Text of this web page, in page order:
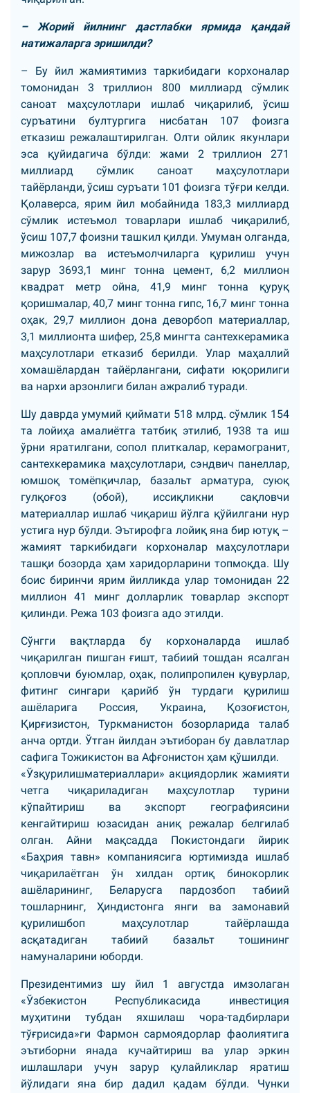
– Жорий йилнинг дастлабки ярмида қандай
натижаларга эришилди?
– Бу йил жамиятимиз таркибидаги корхоналар
томонидан 3 триллион 800 миллиард сўмлик
саноат маҳсулотлари ишлаб чиқарилиб, ўсиш
суръатини бултургига нисбатан 107 фоизга
етказиш режалаштирилган. Олти ойлик якунлари
эса қуйидагича бўлди: жами 2 триллион 271
миллиард сўмлик саноат маҳсулотлари
тайёрланди, ўсиш суръати 101 фоизга тўғри келди.
Қолаверса, ярим йил мобайнида 183,3 миллиард
сўмлик истеъмол товарлари ишлаб чиқарилиб,
ўсиш 107,7 фоизни ташкил қилди. Умуман олганда,
мижозлар ва истеъмолчиларга қурилиш учун
зарур 3693,1 минг тонна цемент, 6,2 миллион
квадрат метр ойна, 41,9 минг тонна қуруқ
қоришмалар, 40,7 минг тонна гипс, 16,7 минг тонна
оҳак, 29,7 миллион дона деворбоп материаллар,
3,1 миллионта шифер, 25,8 мингта сантехкерамика
маҳсулотлари етказиб берилди. Улар маҳаллий
хомашёлардан тайёрлангани, сифати юқорилиги
ва нархи арзонлиги билан ажралиб туради.
Шу даврда умумий қиймати 518 млрд. сўмлик 154
та лойиҳа амалиётга татбиқ этилиб, 1938 та иш
ўрни яратилгани, сопол плиткалар, керамогранит,
сантехкерамика маҳсулотлари, сэндвич панеллар,
юмшоқ томёпқичлар, базальт арматура, суюқ
гулқоғоз (обой), иссиқликни сақловчи
материаллар ишлаб чиқариш йўлга қўйилгани нур
устига нур бўлди. Эътирофга лойиқ яна бир ютуқ –
жамият таркибидаги корхоналар маҳсулотлари
ташқи бозорда ҳам харидорларини топмоқда. Шу
боис биринчи ярим йилликда улар томонидан 22
миллион 41 минг долларлик товарлар экспорт
қилинди. Режа 103 фоизга адо этилди.
Сўнгги вақтларда бу корхоналарда ишлаб
чиқарилган пишган ғишт, табиий тошдан ясалган
қопловчи буюмлар, оҳак, полипропилен қувурлар,
фитинг сингари қарийб ўн турдаги қурилиш
ашёларига Россия, Украина, Қозоғистон,
Қирғизистон, Туркманистон бозорларида талаб
анча ортди. Ўтган йилдан эътиборан бу давлатлар
сафига Тожикистон ва Афғонистон ҳам қўшилди.
«Ўзқурилишматериаллари» акциядорлик жамияти
четга чиқариладиган маҳсулотлар турини
кўпайтириш ва экспорт географиясини
кенгайтириш юзасидан аниқ режалар белгилаб
олган. Айни мақсадда Покистондаги йирик
«Баҳрия тавн» компаниясига юртимизда ишлаб
чиқарилаётган ўн хилдан ортиқ бинокорлик
ашёларининг, Беларусга пардозбоп табиий
тошларнинг, Ҳиндистонга янги ва замонавий
қурилишбоп маҳсулотлар тайёрлашда
асқатадиган табиий базальт тошининг
намуналарини юборди.
Президентимиз шу йил 1 августда имзолаган
«Ўзбекистон Республикасида инвестиция
муҳитини тубдан яхшилаш чора-тадбирлари
тўғрисида»ги Фармон сармоядорлар фаолиятига
эътиборни янада кучайтириш ва улар эркин
ишлашлари учун зарур қулайликлар яратиш
йўлидаги яна бир дадил қадам бўлди. Чунки